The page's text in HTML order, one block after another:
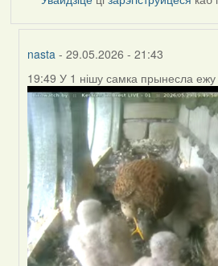
nasta - 29.05.2026 - 21:43
In
reply
by
nasta
19:49 У 1 нішу самка прынесла ежу